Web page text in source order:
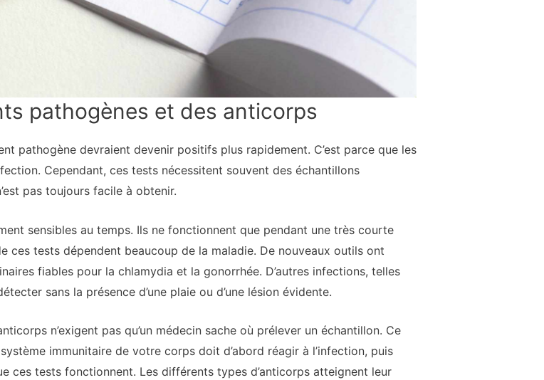
pathogènes et des anticorps
pathogène devraient devenir positifs plus rapidement. C’est parce que les
Cependant, ces tests nécessitent souvent des échantillons
pas toujours facile à obtenir.
sensibles au temps. Ils ne fonctionnent que pendant une très courte
ces tests dépendent beaucoup de la maladie. De nouveaux outils ont
fiables pour la chlamydia et la gonorrhée. D’autres infections, telles
sans la présence d’une plaie ou d’une lésion évidente.
n’exigent pas qu’un médecin sache où prélever un échantillon. Ce
immunitaire de votre corps doit d’abord réagir à l’infection, puis
ces tests fonctionnent. Les différents types d’anticorps atteignent leur